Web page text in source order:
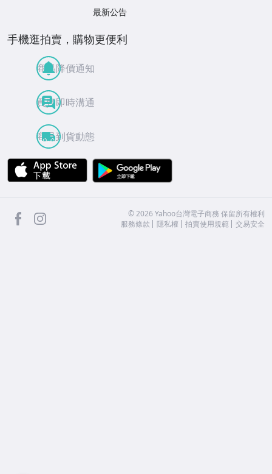
最新公告
手機逛拍賣，購物更便利
商品降價通知
買賣即時溝通
商品到貨動態
APP Store
facebook ©2026 Yahoo台灣電子商務 保留所有權利
服務條款
隱私權 拍賣使用規範 交易安全